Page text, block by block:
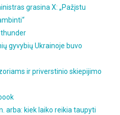
grasina X: „Pažįstu
gyvybių Ukrainoje buvo
ir priverstinio skiepijimo
arba: kiek laiko reikia taupyti